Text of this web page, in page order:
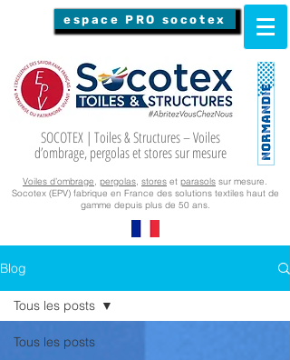
espace PRO socotex
SOCOTEX | Toiles & Structures – Voiles
d’ombrage, pergolas et stores sur mesure
Voiles d’ombrage, pergolas, stores et parasols sur mesure.
Socotex (EPV) fabrique en France des solutions textiles haut de
gamme depuis plus de 50 ans.
Blog
Tous les posts
Tous les posts